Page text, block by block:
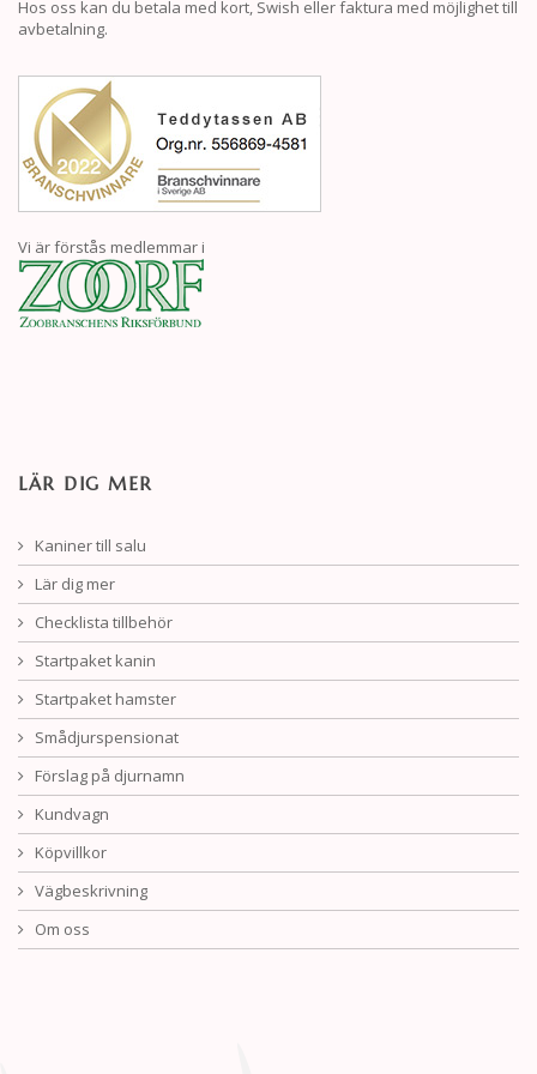
Hos oss kan du betala med kort, Swish eller faktura med möjlighet till
avbetalning.
Vi är förstås medlemmar i
LÄR DIG MER
Kaniner till salu
Lär dig mer
Checklista tillbehör
Startpaket kanin
Startpaket hamster
Smådjurspensionat
Förslag på djurnamn
Kundvagn
Köpvillkor
Vägbeskrivning
Om oss